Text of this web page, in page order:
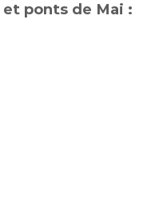
ponts de Mai :